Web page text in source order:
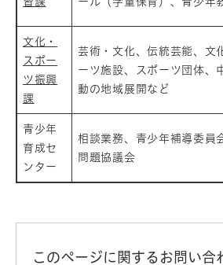
文化・
スポー
ツ振興
課
芸術・文化、伝統芸能、文
ーツ施設、スポーツ団体、
動の地域展開など
青少年
育成セ
ンター
相談業務、青少年補導委員
問題協議会
このページに関するお問い合